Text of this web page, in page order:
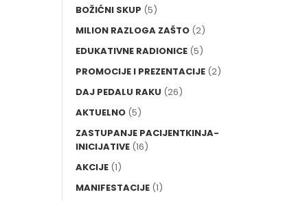
BOŽIĆNI SKUP (5)
MILION RAZLOGA ZAŠTO (2)
EDUKATIVNE RADIONICE (5)
PROMOCIJE I PREZENTACIJE (2)
DAJ PEDALU RAKU (26)
AKTUELNO (5)
ZASTUPANJE PACIJENTKINJA-
INICIJATIVE (16)
AKCIJE (1)
MANIFESTACIJE (1)